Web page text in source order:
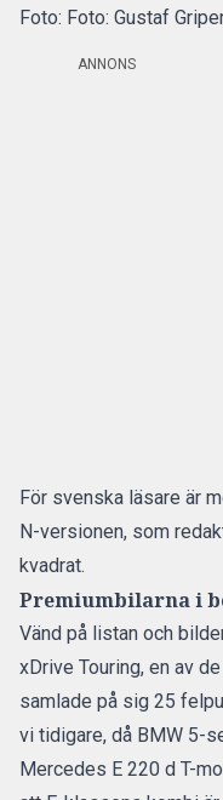
Foto: Foto: Gustaf
ANNONS
För svenska läsare är
N-versionen, som
kvadrat.
Premiumbilarna i
Vänd på listan och
xDrive Touring, en av
samlade på sig 25
vi tidigare, då BMW 5-
Mercedes E 220 d T-